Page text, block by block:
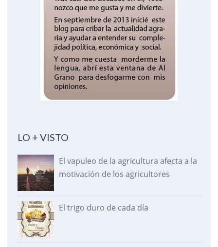
LO + VISTO
El vapuleo de la agricultura afecta a la
motivación de los agricultores
El trigo duro de cada día